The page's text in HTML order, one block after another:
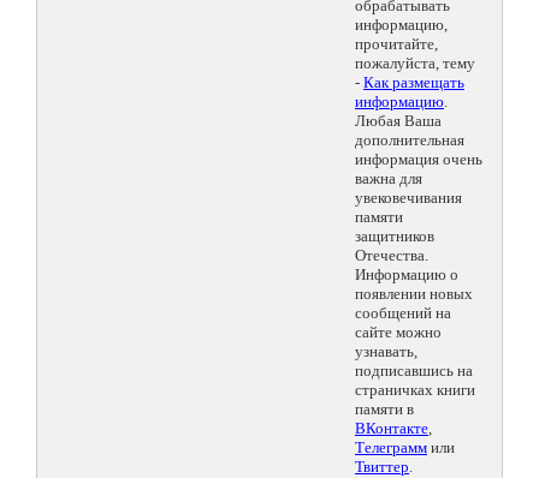
обрабатывать
информацию,
прочитайте,
пожалуйста, тему
- Как размещать
информацию.
Любая Ваша
дополнительная
информация очень
важна для
увековечивания
памяти
защитников
Отечества.
Информацию о
появлении новых
сообщений на
сайте можно
узнавать,
подписавшись на
страничках книги
памяти в
ВКонтакте,
Телеграмм или
Твиттер.